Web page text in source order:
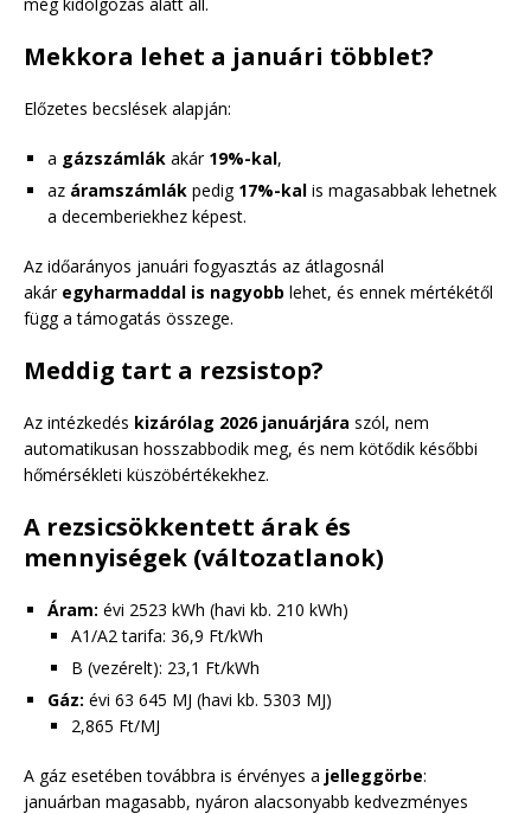
Mekkora lehet a januári többlet?
Előzetes becslések alapján:
a gázszámlák akár 19%-kal,
az áramszámlák pedig 17%-kal is magasabbak lehetnek
a decemberiekhez képest.
Az időarányos januári fogyasztás az átlagosnál
akár egyharmaddal is nagyobb lehet, és ennek mértékétől
függ a támogatás összege.
Meddig tart a rezsistop?
Az intézkedés kizárólag 2026 januárjára szól, nem
automatikusan hosszabbodik meg, és nem kötődik későbbi
hőmérsékleti küszöbértékekhez.
A rezsicsökkentett árak és
mennyiségek (változatlanok)
Áram: évi 2523 kWh (havi kb. 210 kWh)
A1/A2 tarifa: 36,9 Ft/kWh
B (vezérelt): 23,1 Ft/kWh
Gáz: évi 63 645 MJ (havi kb. 5303 MJ)
2,865 Ft/MJ
A gáz esetében továbbra is érvényes a jelleggörbe:
januárban magasabb, nyáron alacsonyabb kedvezményes